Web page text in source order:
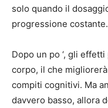
solo quando il
progressione costante.
Dopo un po ‘, gli
corpo, il che
compiti cognitivi. Ma
davvero basso, allora